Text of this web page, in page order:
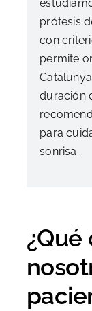
Pedir cita
prótesis
con
permite
duración
para
sonrisa.
¿Qué